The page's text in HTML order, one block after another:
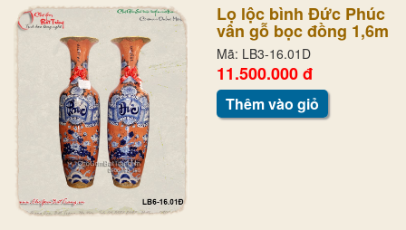
Lọ lộc bình Đức Phúc
vân gỗ bọc đồng 1,6m
Mã: LB3-16.01D
11.500.000 đ
Thêm vào giỏ